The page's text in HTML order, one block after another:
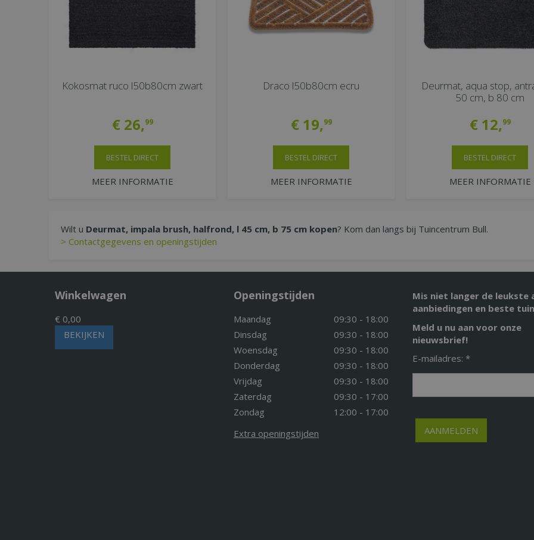
Kokosmat ruco l50b80cm zwart
€ 26,99
MEER INFORMATIE
BESTEL DIRECT
Draco l50b80cm ecru
€ 19,99
MEER INFORMATIE
BESTEL DIRECT
Deurmat, aqua stop,
50 cm, b 80 cm
€ 12,99
MEER INFORMATIE
BESTEL DIRECT
Wilt u Deurmat, impala brush, halfrond, l 45 cm, b 75 cm kopen? Kom dan langs bij Tuincentrum Bull.
> Contactgegevens en openingstijden
Winkelwagen
€ 0,00
BEKIJKEN
Openingstijden
Maandag
09:30 - 18:00
Dinsdag
09:30 - 18:00
Woensdag
09:30 - 18:00
Donderdag
09:30 - 18:00
Vrijdag
09:30 - 18:00
Zaterdag
09:30 - 17:00
Zondag
12:00 - 17:00
Extra openingstijden
Mis niet langer de leukste
aanbiedingen en beste
Meld u nu aan voor onze
nieuwsbrief!
E-mailadres: *